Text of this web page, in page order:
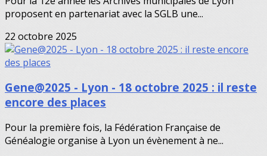
proposent en partenariat avec la SGLB une...
22 octobre 2025
Gene@2025 - Lyon - 18 octobre 2025 : il reste
encore des places
Pour la première fois, la Fédération Française de
Généalogie organise à Lyon un évènement à ne...